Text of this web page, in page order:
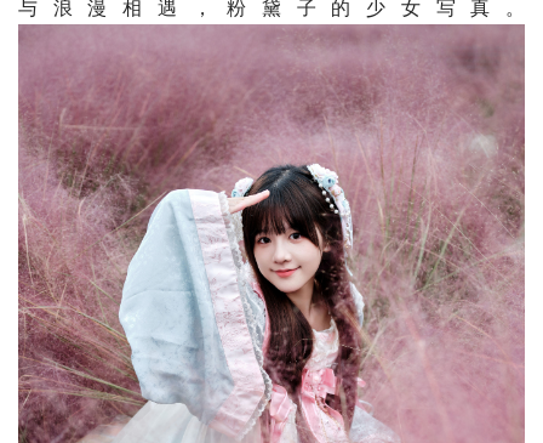
与浪漫相遇，粉黛子的少女写真。